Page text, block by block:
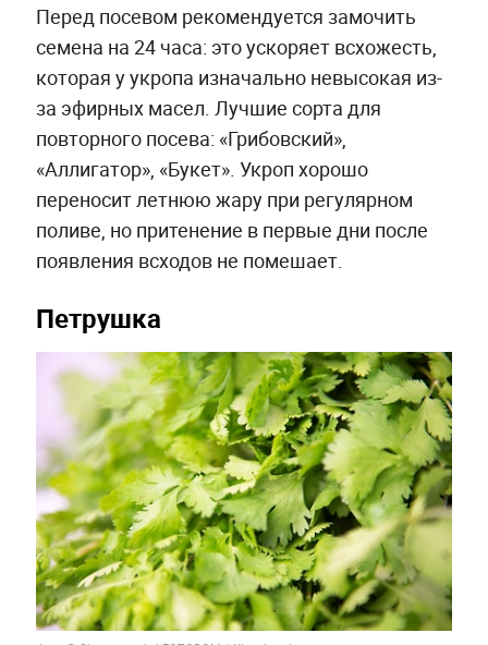
Перед посевом рекомендуется замочить
семена на 24 часа: это ускоряет всхожесть,
которая у укропа изначально невысокая из-
за эфирных масел. Лучшие сорта для
повторного посева: «Грибовский»,
«Аллигатор», «Букет». Укроп хорошо
переносит летнюю жару при регулярном
поливе, но притенение в первые дни после
появления всходов не помешает.
Петрушка